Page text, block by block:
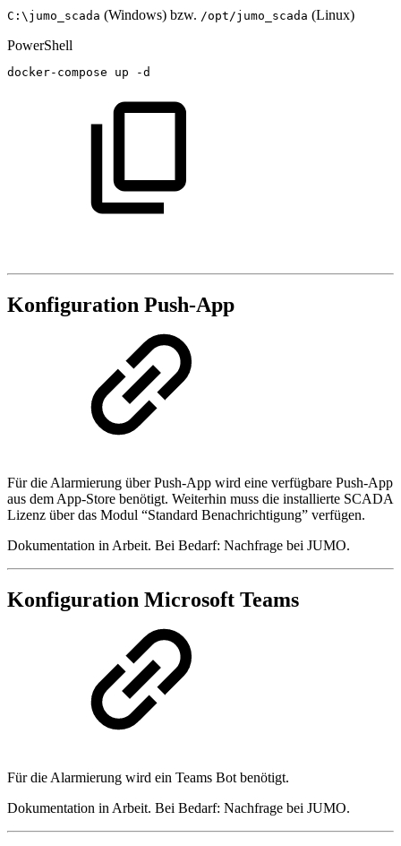
C:\jumo_scada (Windows) bzw. /opt/jumo_scada (Linux)
PowerShell
docker-compose up -d
Konfiguration Push-App
Für die Alarmierung über Push-App wird eine verfügbare Push-App
aus dem App-Store benötigt. Weiterhin muss die installierte SCADA
Lizenz über das Modul “Standard Benachrichtigung” verfügen.
Dokumentation in Arbeit. Bei Bedarf: Nachfrage bei JUMO.
Konfiguration Microsoft Teams
Für die Alarmierung wird ein Teams Bot benötigt.
Dokumentation in Arbeit. Bei Bedarf: Nachfrage bei JUMO.